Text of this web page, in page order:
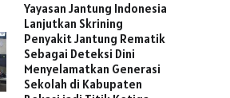
Yayasan Jantung Indonesia
Lanjutkan Skrining
Penyakit Jantung Rematik
Sebagai Deteksi Dini
Menyelamatkan Generasi
Sekolah di Kabupaten